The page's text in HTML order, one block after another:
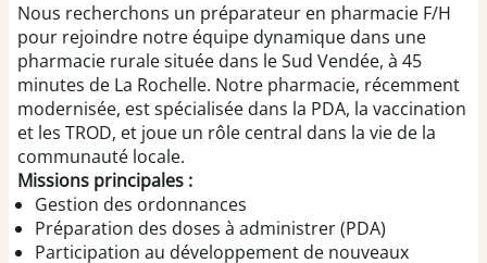
Nous recherchons un préparateur en pharmacie F/H
pour rejoindre notre équipe dynamique dans une
pharmacie rurale située dans le Sud Vendée, à 45
minutes de La Rochelle. Notre pharmacie, récemment
modernisée, est spécialisée dans la PDA, la vaccination
et les TROD, et joue un rôle central dans la vie de la
communauté locale.
Missions principales :
Gestion des ordonnances
Préparation des doses à administrer (PDA)
Participation au développement de nouveaux